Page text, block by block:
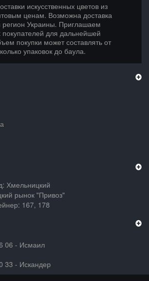
искусственных цветов из
ценам. Возможна доставка
Украины. Приглашаем
покупателей для дальнейшей
покупки может составлять от
упаковок до баула.
Хмельницкий
рынок "Привоз"
167, 178
06 - Исмаил
33 - Искандер